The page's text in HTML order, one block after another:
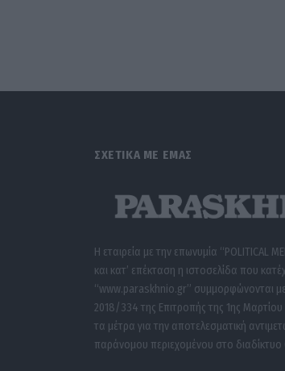
ΣΧΕΤΙΚΑ ΜΕ ΕΜΑΣ
Η εταιρεία με την επωνυμία “POLITICAL
και κατ’ επέκταση η ιστοσελίδα που
“www.paraskhnio.gr” συμμορφώνονται
2018/334 της Επιτροπής της 1ης Μαρτίου
τα μέτρα για την αποτελεσματική
παράνομου περιεχομένου στο διαδίκτυο